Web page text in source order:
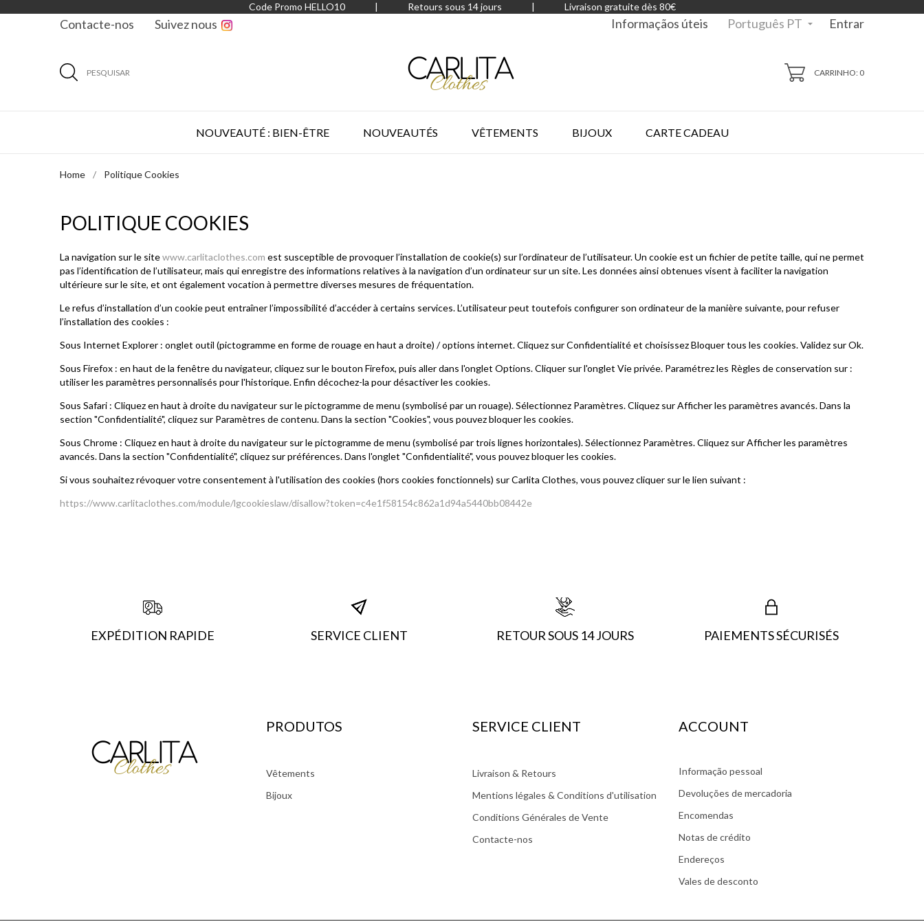
Code Promo HELLO10 | Retours sous 14 jours | Livraison gratuite dès 80€
Contacte-nos Suivez nous Informaçãos úteis Português PT  Entrar
PESQUISAR CARRINHO: 0
NOUVEAUTÉ : BIEN-ÊTRE NOUVEAUTÉS VÊTEMENTS BIJOUX CARTE CADEAU
Home Politique Cookies
POLITIQUE COOKIES
La navigation sur le sitewww.carlitaclothes.com est susceptible de provoquer l’installation de cookie(s) sur l’ordinateur de l’utilisateur. Un cookie est un fichier de petite taille, qui ne permet
pas l’identification de l’utilisateur, mais qui enregistre des informations relatives à la navigation d’un ordinateur sur un site. Les données ainsi obtenues visent à faciliter la navigation
ultérieure sur le site, et ont également vocation à permettre diverses mesures de fréquentation.
Le refus d’installation d’un cookie peut entraîner l’impossibilité d’accéder à certains services. L’utilisateur peut toutefois configurer son ordinateur de la manière suivante, pour refuser
l’installation des cookies :
Sous Internet Explorer : onglet outil (pictogramme en forme de rouage en haut a droite) / options internet. Cliquez sur Confidentialité et choisissez Bloquer tous les cookies. Validez sur Ok.
Sous Firefox : en haut de la fenêtre du navigateur, cliquez sur le bouton Firefox, puis aller dans l'onglet Options. Cliquer sur l'onglet Vie privée. Paramétrez les Règles de conservation sur :
utiliser les paramètres personnalisés pour l'historique. Enfin décochez-la pour désactiver les cookies.
Sous Safari : Cliquez en haut à droite du navigateur sur le pictogramme de menu (symbolisé par un rouage). Sélectionnez Paramètres. Cliquez sur Afficher les paramètres avancés. Dans la
section "Confidentialité", cliquez sur Paramètres de contenu. Dans la section "Cookies", vous pouvez bloquer les cookies.
Sous Chrome : Cliquez en haut à droite du navigateur sur le pictogramme de menu (symbolisé par trois lignes horizontales). Sélectionnez Paramètres. Cliquez sur Afficher les paramètres
avancés. Dans la section "Confidentialité", cliquez sur préférences. Dans l'onglet "Confidentialité", vous pouvez bloquer les cookies.
Si vous souhaitez révoquer votre consentement à l'utilisation des cookies (hors cookies fonctionnels) sur Carlita Clothes, vous pouvez cliquer sur le lien suivant :
https://www.carlitaclothes.com/module/lgcookieslaw/disallow?token=c4e1f58154c862a1d94a5440bb08442e
EXPÉDITION RAPIDE SERVICE CLIENT RETOUR SOUS 14 JOURS PAIEMENTS SÉCURISÉS
PRODUTOS
Vêtements
Bijoux
SERVICE CLIENT
Livraison & Retours
Mentions légales & Conditions d'utilisation
Conditions Générales de Vente
Contacte-nos
ACCOUNT
Informação pessoal
Devoluções de mercadoria
Encomendas
Notas de crédito
Endereços
Vales de desconto